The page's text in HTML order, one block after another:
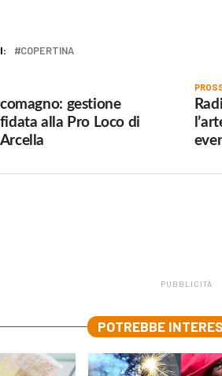
COPERTINA
gestione
alla Pro Loco di
PUBBLICITÀ
POTREBBE